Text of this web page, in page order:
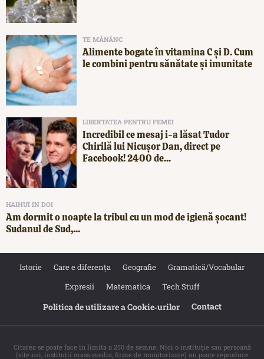
TE MĂNÂNC
Alimente bogate în vitamina C și D. Cum
le combini pentru sănătate și imunitate
LIBERTATEA PENTRU FEMEI
Incredibil ce mesaj i-a lăsat Tudor
Chirilă lui Nicușor Dan, direct pe
Facebook! 2400 de...
HAIHUI IN DOI
Am dormit o noapte la tribul cu un mod de igienă șocant!
Sudanul de Sud,...
Istorie Care e diferența Geografie
Gramatică/Vocabular
Expresii
Matematica Tech Stuff
Politica de utilizare a Cookie‐urilor Contact
Citarea se poate face în limita a 250 de semne. Nici o instituţie sau persoană
(site-uri, instituţii mass-media, firme de monitorizare) nu poate reproduce